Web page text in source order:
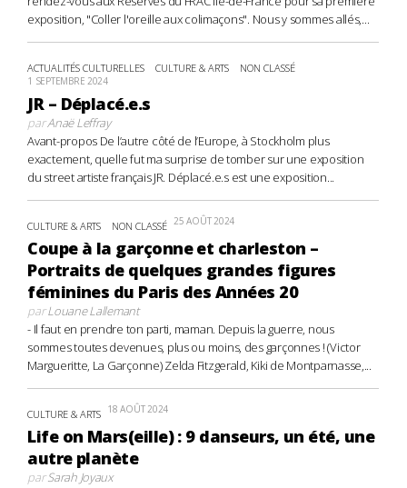
exposition, "Coller l'oreille aux colimaçons". Nous y sommes allés,...
ACTUALITÉS CULTURELLES CULTURE & ARTS NON CLASSÉ
1 SEPTEMBRE 2024
JR – Déplacé.e.s
parAnaë Leffray
Avant-propos De l’autre côté de l’Europe, à Stockholm plus
exactement, quelle fut ma surprise de tomber sur une exposition
du street artiste français JR. Déplacé.e.s est une exposition...
CULTURE & ARTS NON CLASSÉ 25 AOÛT 2024
Coupe à la garçonne et charleston –
Portraits de quelques grandes figures
féminines du Paris des Années 20
parLouane Lallemant
- Il faut en prendre ton parti, maman. Depuis la guerre, nous
sommes toutes devenues, plus ou moins, des garçonnes ! (Victor
Margueritte, La Garçonne) Zelda Fitzgerald, Kiki de Montparnasse,...
CULTURE & ARTS 18 AOÛT 2024
Life on Mars(eille) : 9 danseurs, un été, une
autre planète
parSarah Joyaux